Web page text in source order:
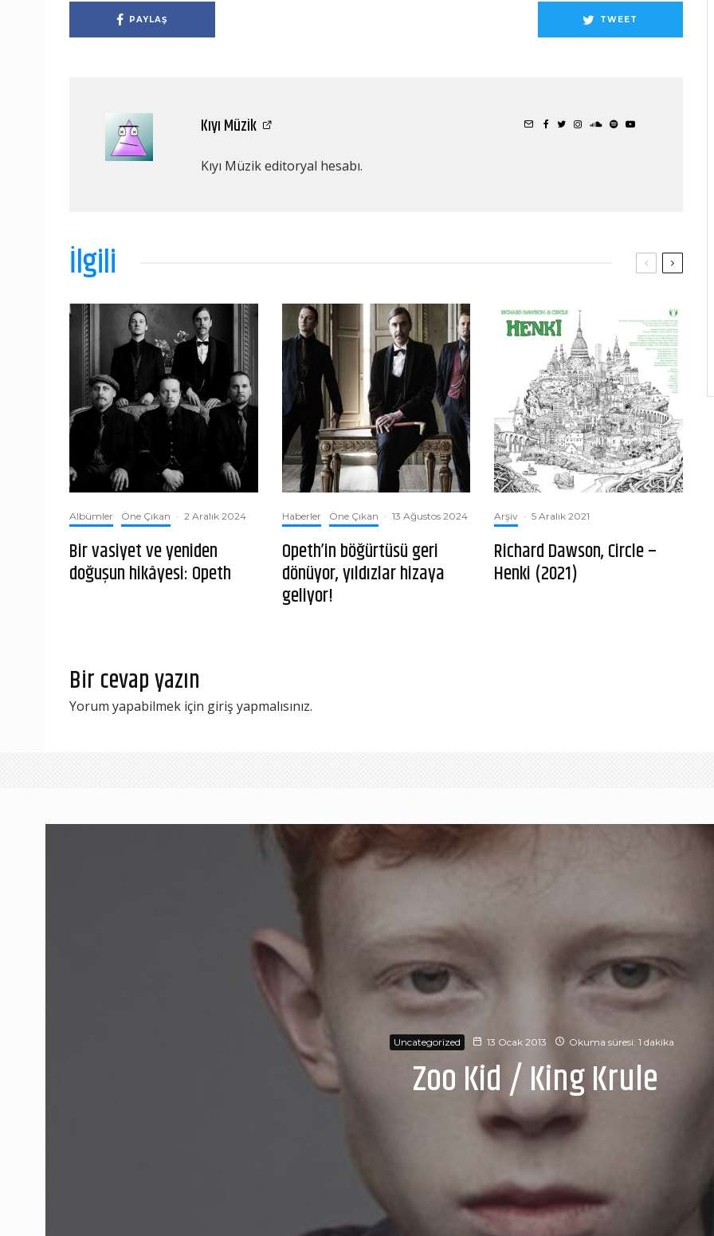
PAYLAŞ TWEET
Kıyı Müzik
Kıyı Müzik editoryal hesabı.
İlgili
Albümler Öne Çıkan · 2 Aralık 2024
Bir vasiyet ve yeniden
doğuşun hikâyesi: Opeth
Haberler Öne Çıkan · 13 Ağustos 2024
Opeth’in böğürtüsü geri
dönüyor, yıldızlar hizaya
geliyor!
Arşiv · 5 Aralık 2021
Richard Dawson, Circle –
Henki (2021)
Bir cevap yazın
Yorum yapabilmek için giriş yapmalısınız.
Uncategorized 13 Ocak 2013 Okuma süresi: 1 dakika
Zoo Kid / King Krule